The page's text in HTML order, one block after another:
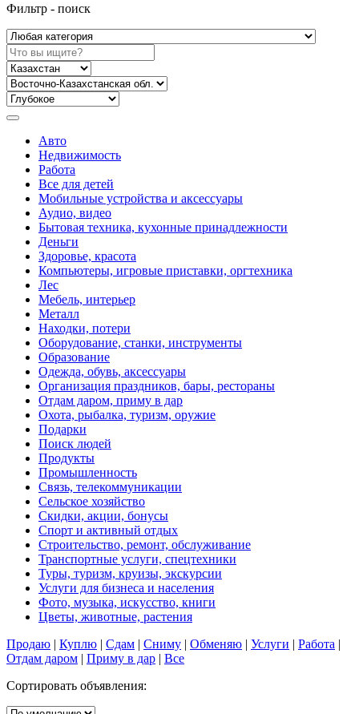
Фильтр - поиск
Авто
Недвижимость
Работа
Все для детей
Мобильные устройства и аксессуары
Аудио, видео
Бытовая техника, кухонные принадлежности
Деньги
Здоровье, красота
Компьютеры, игровые приставки, оргтехника
Лес
Мебель, интерьер
Металл
Находки, потери
Оборудование, станки, инструменты
Образование
Одежда, обувь, аксессуары
Организация праздников, бары, рестораны
Отдам даром, приму в дар
Охота, рыбалка, туризм, оружие
Подарки
Поиск людей
Продукты
Промышленность
Связь, телекоммуникации
Сельское хозяйство
Скидки, акции, бонусы
Спорт и активный отдых
Строительство, ремонт, обслуживание
Транспортные услуги, спецтехники
Туры, туризм, круизы, экскурсии
Услуги для бизнеса и населения
Фото, музыка, искусство, книги
Цветы, животные, растения
Продаю | Куплю | Сдам | Сниму | Обменяю | Услуги | Работа |
Отдам даром | Приму в дар | Все
Сортировать объявления: